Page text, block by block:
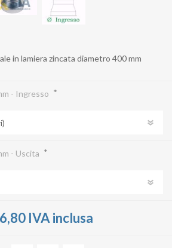
in lamiera zincata diametro 400 mm
- Ingresso *
- Uscita *
IVA inclusa